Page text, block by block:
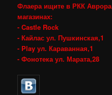
Флаера ищите в РКК
магазинах:
- Castle Rock
- Кайлас ул. Пушкинская,1
- Play ул. Караванная,1
- Фонотека ул. Марата,28